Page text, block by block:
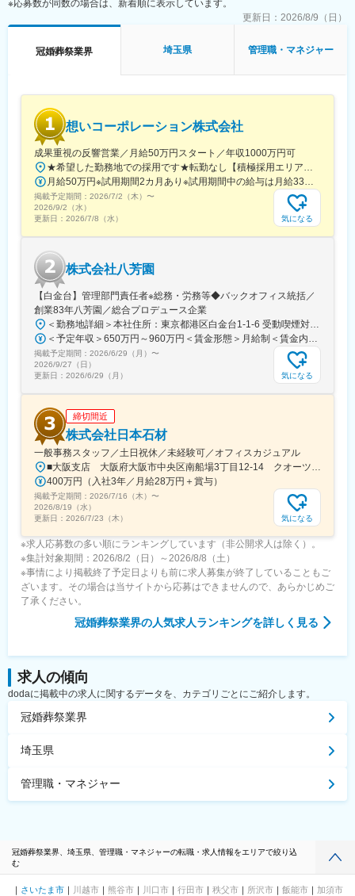
変更の範囲：会社の定める業務
・会員営業部は50～60名程度が在籍しております。
・営業所はさいたまを中心に浦和、大宮、川口、越谷、春日部、
・２０名規模の組織を統括するマネジメント能力とプレイングマ
持っている
・対話を通じた労働環境の改善実績、従業員の働きやすさを追求
する姿勢
■人事評価について：
数字面での評価となります。各営業所の営業成果ついて、目標に
対して達成率で評価を行いますので、わかりやすくモチベーショ
ンにもつながります。
会員営業のスタイルです。人生の大切な節目である成人式、結婚
式、お葬式など。これらの段取りや費用のサポートをする「互助
会」の会員募集を主に行っています。顧客宅の他に、美容院や集
会所といった地域のふれあいの場所に伺い営業を行います。1人あ
たりの月平均契約件数は5～15件。リピーターや既存顧客からの
紹介顧客も多いです。月1回、フェアを行います。フェアの参加者
（1日400名程度）も営業対象となります。
※応募数が同数の場合は、新着順に表示しています。
更新日： 2026/8/9（日）
冠婚葬祭業界 埼玉県 管理職・マネジャー
想いコーポレーション株式会社
成果重視の反響営業／月給50万円スタート／年収1000万円可
★希望した勤務地での採用です★転勤なし【積極採用エリア】巣鴨本部（本社）立川支部愛知支部大阪支部広島支部岡山支部栃木支部静岡支部【その他採用エリア】北海道、青森、秋田、岩手、宮城、山形、福島、茨城、群馬、埼玉、千葉、神奈川、新潟、富山、石川、福井、岐阜、長野、山梨、三重、滋賀、京都、兵庫、奈良、和歌山、鳥取、島根、山口、徳島、香川、愛媛、高知、福岡、佐賀、長崎、熊本、大分、宮崎、鹿児島、沖縄※勤務地の詳細は当社ホームページをご参照ください。
月給50万円※試用期間2カ月あり※試用期間中の給与は月給33万円です。※いずれも固定残業代（月40時間分・7万5,000 円）を含み、超過分は別途支給します。【キャリアごとの月給イメージ】・月給50万円～：一般社員・月給80万円～：マネージャー候補3カ月間の売上成績に応じて、その後3カ月間の給与にインセンティブが上乗せされる仕組みです。（例1～3月の成績が、4～6月の給与に加算）中には、月30万円のインセンティブを手にする社員もいます。反響営業とはいえ、当社では、成果に見合う待遇を明確に用意しています。
掲載予定期間： 2026/7/2（木） 〜
2026/9/2（水）
更新日： 2026/7/8（水） 気になる
株式会社八芳園
【白金台】管理部門責任者※総務・労務等◆バックオフィス統括／
創業83年八芳園／総合プロデュース企業
＜勤務地詳細＞本社住所：東京都港区白金台1-1-6 受動喫煙対策：屋内全面禁煙変更の範囲：会社の定める事業所
＜予定年収＞650万円～960万円＜賃金形態＞月給制＜賃金内訳＞月額（基本給）：500,000円～800,000円＜月給＞500,000円～800,000円＜昇給有無＞有＜残業手当＞有＜給与補足＞■昇給年1回（10月）■賞与年1回（10月）※業績による賃金はあくまでも目安の金額であり、選考を通じて上下する可能性があります。月給(月額)は固定手当を含めた表記です。
掲載予定期間： 2026/6/29（月） 〜
2026/9/27（日）
更新日： 2026/6/29（月） 気になる
締切間近
株式会社日本石材
一般事務スタッフ／土日祝休／未経験可／オフィスカジュアル
■大阪支店 大阪府大阪市中央区南船場3丁目12-14 クオーツ心斎橋12階【アクセス】・御堂筋線「心斎橋」駅直結＼今春、クオーツ心斎橋へ移転／心斎橋の新たなランドマーク「クオーツ心斎橋」心斎橋駅直結の最先端複合施設です！大阪の大動脈「御堂筋」に面した一等地に位置するため、ランチやショッピングを楽しめます♪
400万円（入社3年／月給28万円＋賞与）
掲載予定期間： 2026/7/16（木） 〜
2026/8/19（水）
更新日： 2026/7/23（木） 気になる
※求人応募数の多い順にランキングしています（非公開求人は除く）。
※集計対象期間：2026/8/2（日）～2026/8/8（土）
※事情により掲載終了予定日よりも前に求人募集が終了していることもご
ざいます。その場合は当サイトから応募はできませんので、あらかじめご
了承ください。
冠婚葬祭業界の人気求人ランキングを詳しく見る
求人の傾向
dodaに掲載中の求人に関するデータを、カテゴリごとにご紹介します。
冠婚葬祭業界
埼玉県
管理職・マネジャー
冠婚葬祭業界、埼玉県、管理職・マネジャーの転職・求人情報をエリアで絞り込
む
さいたま市 川越市 熊谷市 川口市 行田市 秩父市 所沢市 飯能市
加須市